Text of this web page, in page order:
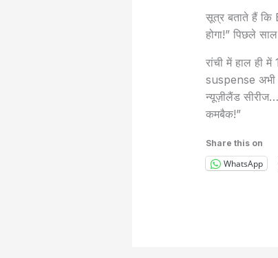
सूत्र बताते हैं कि
होगा!” पिछले
रांची में हाल ही
suspense अभी
न्यूज़ीलैंड
कमबैक!”
Share this on
WhatsApp